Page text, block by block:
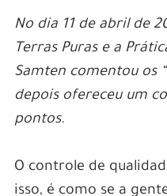
No dia 11 de abril de
Terras Puras e a
Samten comentou os
depois ofereceu um
pontos.
O controle de
isso, é como se a